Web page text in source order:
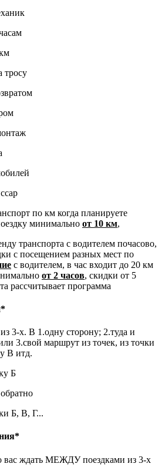
тросу
по км когда планируете
минимально от 10 км,
транспорта с водителем почасово,
с посещением разных мест по
с водителем, в час входит до 20 км
от 2 часов, скидки от 5
рассчитывает программа
3-х. В 1.одну сторону; 2.туда и
3.свой маршрут из точек, из точки
В итд.
Б
Б, В, Г...
вас ждать МЕЖДУ поездками из 3-х